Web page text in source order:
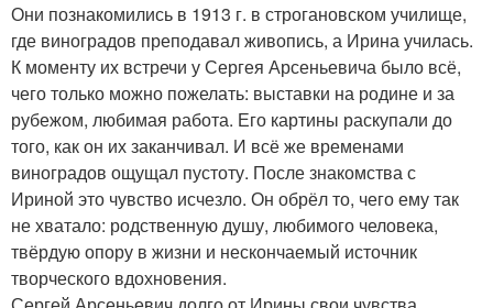
Они познакомились в 1913 г. в строгановском училище,
где виноградов преподавал живопись, а Ирина училась.
К моменту их встречи у Сергея Арсеньевича было всё,
чего только можно пожелать: выставки на родине и за
рубежом, любимая работа. Его картины раскупали до
того, как он их заканчивал. И всё же временами
виноградов ощущал пустоту. После знакомства с
Ириной это чувство исчезло. Он обрёл то, чего ему так
не хватало: родственную душу, любимого человека,
твёрдую опору в жизни и нескончаемый источник
творческого вдохновения.